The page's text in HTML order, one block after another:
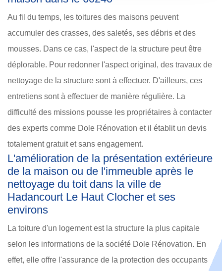
Au fil du temps, les toitures des maisons peuvent
accumuler des crasses, des saletés, ses débris et des
mousses. Dans ce cas, l'aspect de la structure peut être
déplorable. Pour redonner l'aspect original, des travaux de
nettoyage de la structure sont à effectuer. D'ailleurs, ces
entretiens sont à effectuer de manière régulière. La
difficulté des missions pousse les propriétaires à contacter
des experts comme Dole Rénovation et il établit un devis
totalement gratuit et sans engagement.
L'amélioration de la présentation extérieure
de la maison ou de l'immeuble après le
nettoyage du toit dans la ville de
Hadancourt Le Haut Clocher et ses
environs
La toiture d'un logement est la structure la plus capitale
selon les informations de la société Dole Rénovation. En
effet, elle offre l'assurance de la protection des occupants